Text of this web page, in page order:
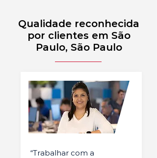
Qualidade reconhecida
por clientes em São
Paulo, São Paulo
“Trabalhar com a